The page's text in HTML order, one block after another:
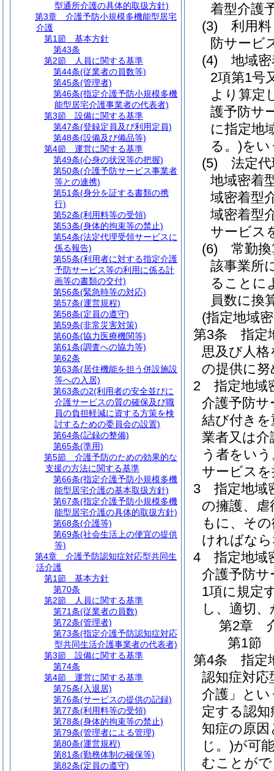
着型介護
(3)
利用
防サービ
(4)
地域
2項第1号
より算定
護予防サ
に指定地
る。)をい
(5)
法定
地域密着
域密着型
域密着型
サービス
(6)
常勤
該事業所
ることに
員数に換
(指定地域
第3条
指定
思及び人
の提供に
2
指定地域
介護予防
結び付き
業者又は
う者をい
サービス
3
指定地域
の擁護、
もに、そ
ければな
4
指定地域
介護予防
1項に規定
し、適切
第2章
第1節
第4条
指定
認知症対応
介護」とい
定する認
知症の原
じ。)が可
むことが
型通所介護の具体的取扱方針)
第3章
介護予防小規模多機能型居宅
介護
第1節
基本方針
第43条
第2節
人員に関する基準
第44条(従業者の員数等)
第45条(管理者)
第46条(指定介護予防小規模多機
能型居宅介護事業者の代表者)
第3節
設備に関する基準
第47条(登録定員及び利用定員)
第48条(設備及び備品等)
第4節
運営に関する基準
第49条(心身の状況等の把握)
第50条(介護予防サービス事業者
等との連携)
第51条(身分を証する書類の携
行)
第52条(利用料等の受領)
第53条(身体的拘束等の禁止)
第54条(法定代理受領サービスに
係る報告)
第55条(利用者に対する指定介護
予防サービス等の利用に係る計
画等の書類の交付)
第56条(緊急時等の対応)
第57条(運営規程)
第58条(定員の遵守)
第59条(非常災害対策)
第60条(協力医療機関等)
第61条(調査への協力等)
第62条
第63条(居住機能を担う併設施設
等への入居)
第63条の2(利用者の安全並びに
介護サービスの質の確保及び職
員の負担軽減に資する方策を検
討するための委員会の設置)
第64条(記録の整備)
第65条(準用)
第5節
介護予防のための効果的な
支援の方法に関する基準
第66条(指定介護予防小規模多機
能型居宅介護の基本取扱方針)
第67条(指定介護予防小規模多機
能型居宅介護の具体的取扱方針)
第68条(介護等)
第69条(社会生活上の便宜の提供
等)
第4章
介護予防認知症対応型共同生
活介護
第1節
基本方針
第70条
第2節
人員に関する基準
第71条(従業者の員数)
第72条(管理者)
第73条(指定介護予防認知症対応
型共同生活介護事業者の代表者)
第3節
設備に関する基準
第74条
第4節
運営に関する基準
第75条(入退居)
第76条(サービスの提供の記録)
第77条(利用料等の受領)
第78条(身体的拘束等の禁止)
第79条(管理者による管理)
第80条(運営規程)
第81条(勤務体制の確保等)
第82条(定員の遵守)